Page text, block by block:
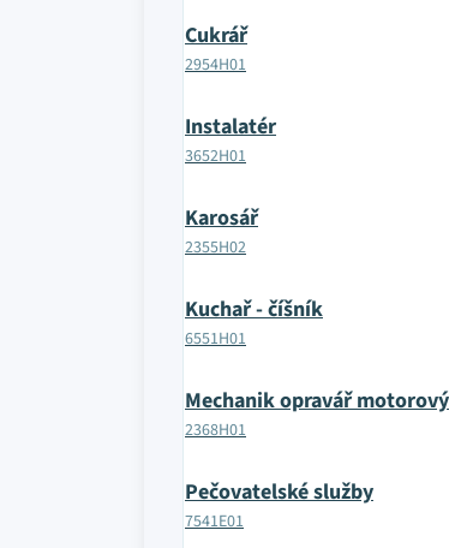
Cukrář
2954H01
Instalatér
3652H01
Karosář
2355H02
Kuchař - číšník
6551H01
Mechanik opravář
2368H01
Pečovatelské služby
7541E01